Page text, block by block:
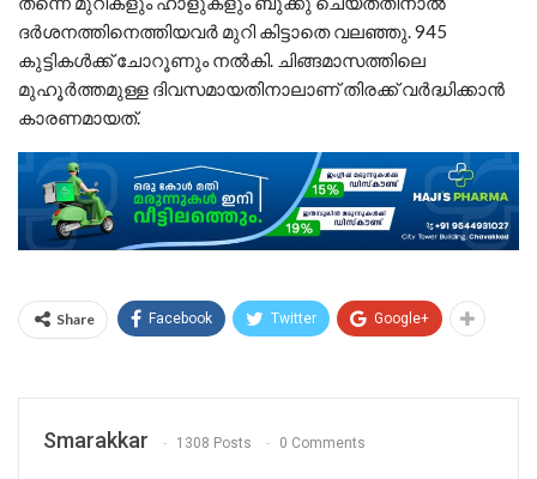
ദര്‍ശനത്തിനെത്തിയവര്‍ മുറി കിട്ടാതെ വലഞ്ഞു. 945
കുട്ടികള്‍ക്ക് ചോറൂണും നല്‍കി. ചിങ്ങമാസത്തിലെ
മുഹൂര്‍ത്തമുള്ള ദിവസമായതിനാലാണ് തിരക്ക് വര്‍ദ്ധിക്കാന്‍
കാരണമായത്.
Share Facebook Twitter Google+
Smarakkar 1308 Posts 0 Comments